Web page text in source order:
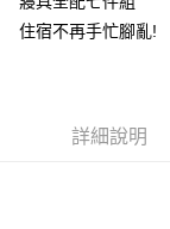
住宿不再手忙腳亂!
詳細說明